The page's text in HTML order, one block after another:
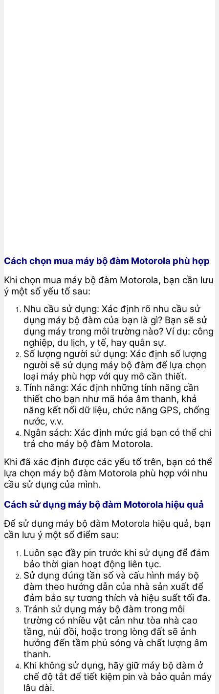
Cách chọn mua máy bộ đàm Motorola phù hợp
Khi chọn mua máy bộ đàm Motorola, bạn cần lưu
ý một số yếu tố sau:
Nhu cầu sử dụng: Xác định rõ nhu cầu sử
dụng máy bộ đàm của bạn là gì? Bạn sẽ sử
dụng máy trong môi trường nào? Ví dụ: công
nghiệp, du lịch, y tế, hay quân sự.
Số lượng người sử dụng: Xác định số lượng
người sẽ sử dụng máy bộ đàm để lựa chọn
loại máy phù hợp với quy mô cần thiết.
Tính năng: Xác định những tính năng cần
thiết cho bạn như mã hóa âm thanh, khả
năng kết nối dữ liệu, chức năng GPS, chống
nước, v.v.
Ngân sách: Xác định mức giá bạn có thể chi
trả cho máy bộ đàm Motorola.
Khi đã xác định được các yếu tố trên, bạn có thể
lựa chọn máy bộ đàm Motorola phù hợp với nhu
cầu sử dụng của mình.
Cách sử dụng máy bộ đàm Motorola hiệu quả
Để sử dụng máy bộ đàm Motorola hiệu quả, bạn
cần lưu ý một số điểm sau:
Luôn sạc đầy pin trước khi sử dụng để đảm
bảo thời gian hoạt động liên tục.
Sử dụng đúng tần số và cấu hình máy bộ
đàm theo hướng dẫn của nhà sản xuất để
đảm bảo sự tương thích và hiệu suất tối đa.
Tránh sử dụng máy bộ đàm trong môi
trường có nhiều vật cản như tòa nhà cao
tầng, núi đồi, hoặc trong lòng đất sẽ ảnh
hưởng đến tầm phủ sóng và chất lượng âm
thanh.
Khi không sử dụng, hãy giữ máy bộ đàm ở
chế độ tắt để tiết kiệm pin và bảo quản máy
lâu dài.